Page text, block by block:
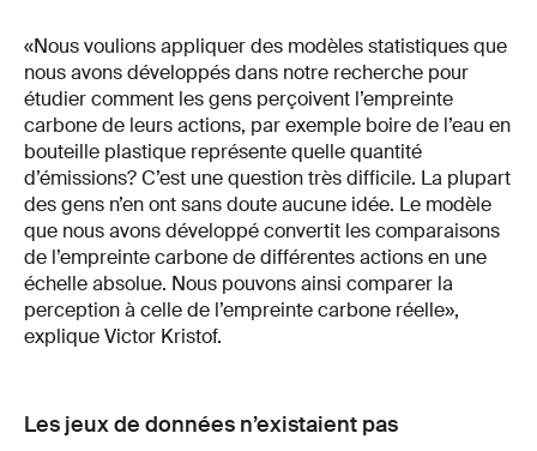
«Nous voulions appliquer des modèles statistiques que
nous avons développés dans notre recherche pour
étudier comment les gens perçoivent l’empreinte
carbone de leurs actions, par exemple boire de l’eau en
bouteille plastique représente quelle quantité
d’émissions? C’est une question très difficile. La plupart
des gens n’en ont sans doute aucune idée. Le modèle
que nous avons développé convertit les comparaisons
de l’empreinte carbone de différentes actions en une
échelle absolue. Nous pouvons ainsi comparer la
perception à celle de l’empreinte carbone réelle»,
explique Victor Kristof.
Les jeux de données n’existaient pas